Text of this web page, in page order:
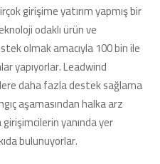
girişime yatırım yapmış bir
odaklı ürün ve
olmak amacıyla 100 bin ile
yapıyorlar. Leadwind
daha fazla destek sağlama
aşamasından halka arz
yanında yer
bulunuyorlar.